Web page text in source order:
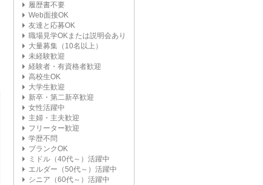
履歴書不要
Web面接OK
友達と応募OK
職場見学OKまたは説明会あり
大量募集（10名以上）
未経験歓迎
経験者・有資格者歓迎
高校生OK
大学生歓迎
新卒・第二新卒歓迎
女性活躍中
主婦・主夫歓迎
フリーター歓迎
学歴不問
ブランクOK
ミドル（40代～）活躍中
エルダー（50代～）活躍中
シニア（60代～）活躍中